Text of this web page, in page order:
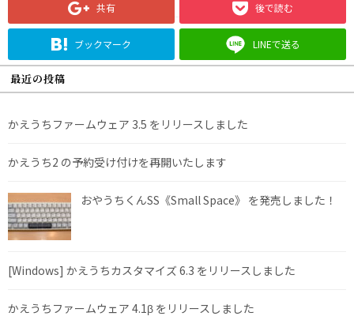
共有 後で読む
ブックマーク LINEで送る
最近の投稿
かえうちファームウェア 3.5 をリリースしました
かえうち2 の予約受け付けを再開いたします
おやうちくんSS《Small Space》 を発売しました！
[Windows] かえうちカスタマイズ 6.3 をリリースしました
かえうちファームウェア 4.1β をリリースしました